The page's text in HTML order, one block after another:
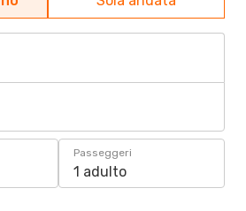
Passeggeri
1 adulto